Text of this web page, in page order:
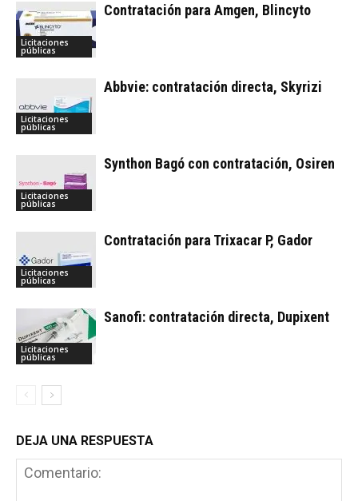
Licitaciones
públicas
Contratación para Amgen, Blincyto
Licitaciones
públicas
Abbvie: contratación directa, Skyrizi
Licitaciones
públicas
Synthon Bagó con contratación, Osiren
Licitaciones
públicas
Contratación para Trixacar P, Gador
Licitaciones
públicas
Sanofi: contratación directa, Dupixent
DEJA UNA RESPUESTA